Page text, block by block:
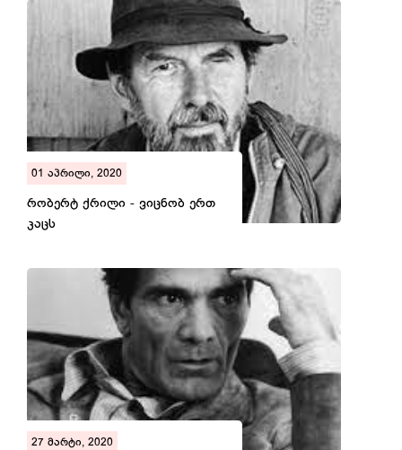
01 აპრილი, 2020
რობერტ ქრილი - ვიცნობ ერთ
კაცს
27 მარტი, 2020